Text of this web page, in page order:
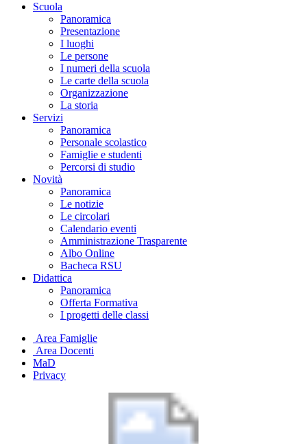
Scuola
Panoramica
Presentazione
I luoghi
Le persone
I numeri della scuola
Le carte della scuola
Organizzazione
La storia
Servizi
Panoramica
Personale scolastico
Famiglie e studenti
Percorsi di studio
Novità
Panoramica
Le notizie
Le circolari
Calendario eventi
Amministrazione Trasparente
Albo Online
Bacheca RSU
Didattica
Panoramica
Offerta Formativa
I progetti delle classi
Area Famiglie
Area Docenti
MaD
Privacy